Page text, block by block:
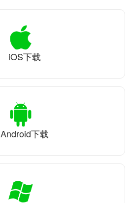
iOS下载
Android下载